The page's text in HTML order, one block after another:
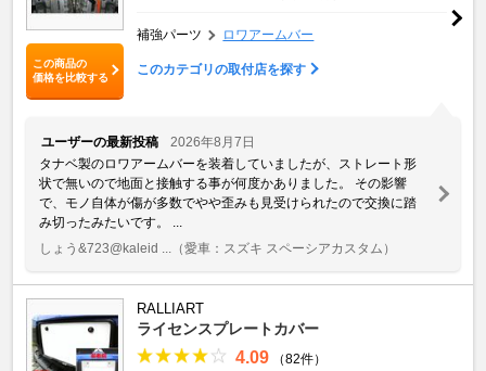
この商品の
価格を比較する
補強パーツ ロワアームバー
このカテゴリの取付店を探す
ユーザーの最新投稿
2026年8月7日
タナベ製のロワアームバーを装着していましたが、ストレート形
状で無いので地面と接触する事が何度かありました。 その影響
で、モノ自体が傷が多数でやや歪みも見受けられたので交換に踏
み切ったみたいです。 ...
しょう&723@kaleid ...
（愛車：スズキ スペーシアカスタム）
RALLIART
ライセンスプレートカバー
4.09
（82件）